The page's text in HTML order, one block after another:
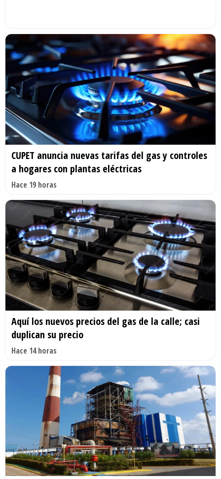
CUPET anuncia nuevas tarifas del gas y controles
a hogares con plantas eléctricas
Hace 19 horas
Aquí los nuevos precios del gas de la calle; casi
duplican su precio
Hace 14 horas